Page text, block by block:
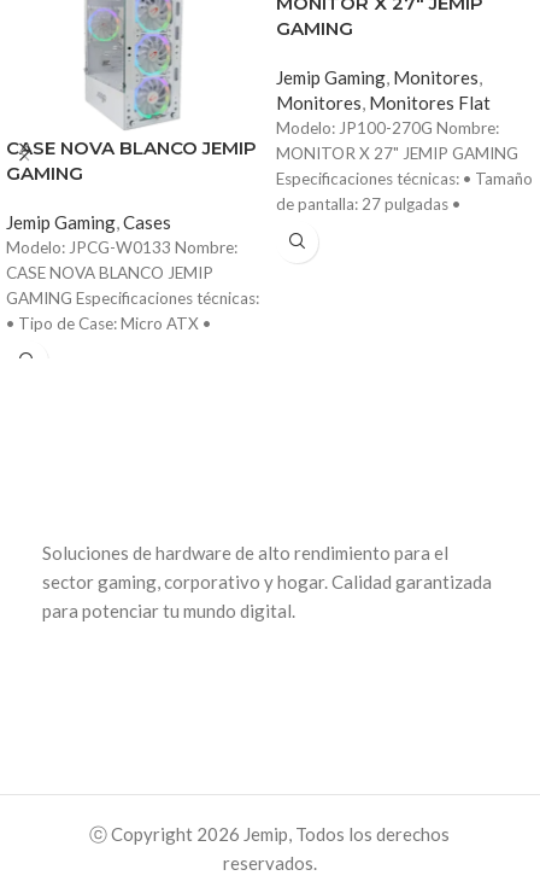
CASE NOVA BLANCO JEMIP
GAMING
Jemip Gaming,Cases
Modelo: JPCG-W0133 Nombre:
CASE NOVA BLANCO JEMIP
GAMING Especificaciones técnicas:
• Tipo de Case: Micro ATX •
Dimensiones:
12 cm con iluminación ARGB. •
Extras: HUB y controlador ARGB
integrado para iluminación
personalizada • Color: Negro Ideal
exhibir configuraciones potentes y
GAMING
Jemip Gaming, Monitores,
Monitores, Monitores Flat
Modelo: JP100-270G Nombre:
MONITOR X 27" JEMIP GAMING
Especificaciones técnicas: • Tamaño
de pantalla: 27 pulgadas •
Resolución: Full HD (1920 x 1080) •
Frecuencia de actualización: 100Hz
elegante se adapta a cualquier
espacio.
Soluciones de hardware de alto rendimiento para el
sector gaming, corporativo y hogar. Calidad garantizada
para potenciar tu mundo digital.
ⓒ Copyright 2026 Jemip, Todos los derechos
reservados.